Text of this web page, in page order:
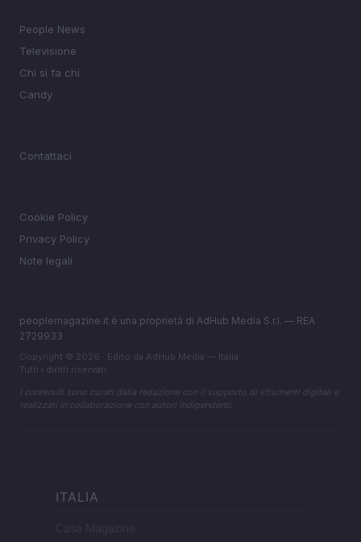
People News
Televisione
Chi si fa chi
Candy
Contattaci
Cookie Policy
Privacy Policy
Note legali
peoplemagazine.it è una proprietà di AdHub Media S.r.l. — REA
2729933
Copyright © 2026 · Edito da AdHub Media — Italia
Tutti i diritti riservati
I contenuti sono curati dalla redazione con il supporto di strumenti digitali e
realizzati in collaborazione con autori indipendenti.
ITALIA
Casa Magazine